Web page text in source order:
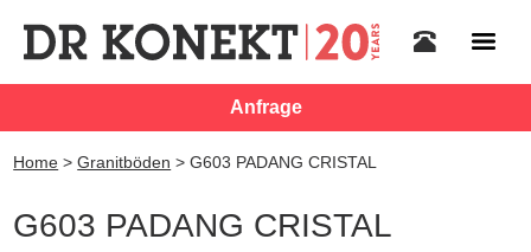
Anfrage
Home >Granitböden >G603 PADANG CRISTAL
G603 PADANG CRISTAL